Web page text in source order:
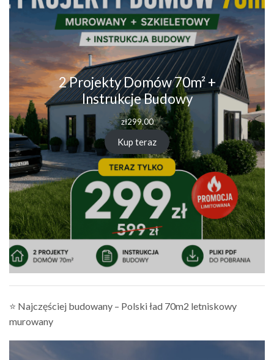
2 Projekty Domów 70m² +
Instrukcje Budowy
zł299.00
Kup teraz
⭐ Najczęściej budowany – Polski ład 70m2 letniskowy
murowany